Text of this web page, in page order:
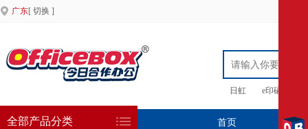
广东[ 切换 ]
日虹 e印硒鼓
全部产品分类 首页 专